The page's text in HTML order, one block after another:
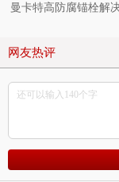
曼卡特高防腐锚栓解
网友热评